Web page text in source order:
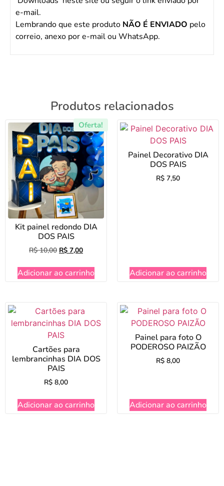
e-mail.
Lembrando que este produto NÃO É ENVIADO pelo
correio, anexo por e-mail ou WhatsApp.
Produtos relacionados
Oferta!
Kit painel redondo DIA
DOS PAIS
R$10,00 R$ 7,00
Adicionar ao carrinho
Painel Decorativo DIA
DOS PAIS
R$ 7,50
Adicionar ao carrinho
Cartões para
lembrancinhas DIA DOS
PAIS
R$ 8,00
Adicionar ao carrinho
Painel para foto O
PODEROSO PAIZÃO
R$ 8,00
Adicionar ao carrinho